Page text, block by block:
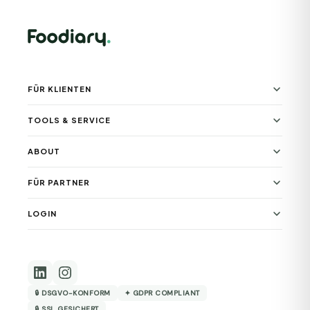
FÜR KLIENTEN
TOOLS & SERVICE
ABOUT
FÜR PARTNER
LOGIN
🔒 DSGVO-KONFORM
✦ GDPR COMPLIANT